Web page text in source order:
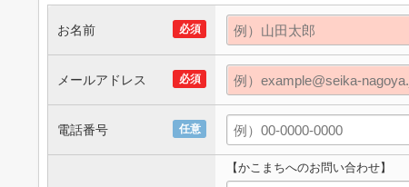
必須
お名前
必須
メールアドレス
任意
電話番号
【かこまちへのお問い合わせ】